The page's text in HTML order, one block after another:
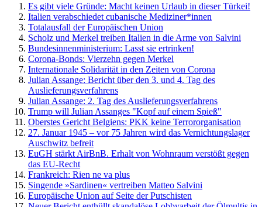
Es gibt viele Gründe: Macht keinen Urlaub in dieser Türkei!
Italien verabschiedet cubanische Mediziner*innen
Totalausfall der Europäischen Union
Scholz und Merkel treiben Italien in die Arme von Salvini
Bundesinnenministerium: Lasst sie ertrinken!
Corona-Bonds: Vierzehn gegen Merkel
Internationale Solidarität in den Zeiten von Corona
Julian Assange: Bericht über den 3. und 4. Tag des
Auslieferungsverfahrens
Julian Assange: 2. Tag des Auslieferungsverfahrens
Trump will Julian Assanges "Kopf auf einem Spieß"
Oberstes Gericht Belgiens: PKK keine Terrororganisation
27. Januar 1945 – vor 75 Jahren wird das Vernichtungslager
Auschwitz befreit
EuGH stärkt AirBnB. Erhalt von Wohnraum verstößt gegen
das EU-Recht
Frankreich: Rien ne va plus
Singende »Sardinen« vertreiben Matteo Salvini
Europäische Union auf Seite der Putschisten